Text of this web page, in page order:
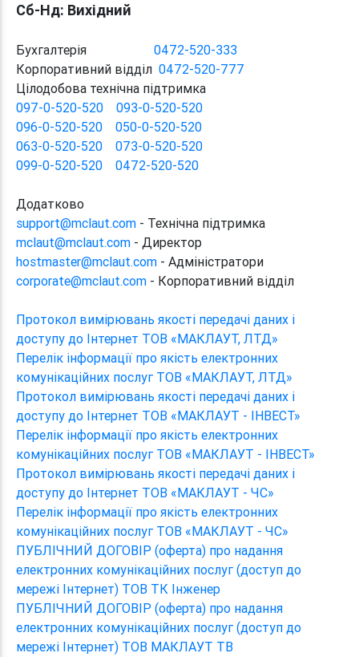
Сб-Нд: Вихідний
Бухгалтерія 0472-520-333
Корпоративний відділ 0472-520-777
Цілодобова технічна підтримка
097-0-520-520
093-0-520-520
096-0-520-520
050-0-520-520
063-0-520-520
073-0-520-520
099-0-520-520
0472-520-520
Додатково
support@mclaut.com - Технічна підтримка
mclaut@mclaut.com - Директор
hostmaster@mclaut.com - Адміністратори
corporate@mclaut.com - Корпоративний відділ
Протокол вимірювань якості передачі даних і
доступу до Інтернет ТОВ «МАКЛАУТ, ЛТД»
Перелік інформації про якість електронних
комунікаційних послуг ТОВ «МАКЛАУТ, ЛТД»
Протокол вимірювань якості передачі даних і
доступу до Інтернет ТОВ «МАКЛАУТ - ІНВЕСТ»
Перелік інформації про якість електронних
комунікаційних послуг ТОВ «МАКЛАУТ - ІНВЕСТ»
Протокол вимірювань якості передачі даних і
доступу до Інтернет ТОВ «МАКЛАУТ - ЧС»
Перелік інформації про якість електронних
комунікаційних послуг ТОВ «МАКЛАУТ - ЧС»
ПУБЛІЧНИЙ ДОГОВІР (оферта) про надання
електронних комунікаційних послуг (доступ до
мережі Інтернет) ТОВ ТК Інженер
ПУБЛІЧНИЙ ДОГОВІР (оферта) про надання
електронних комунікаційних послуг (доступ до
мережі Інтернет) ТОВ МАКЛАУТ ТВ